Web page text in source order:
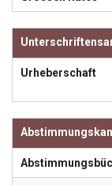
Urheberschaft